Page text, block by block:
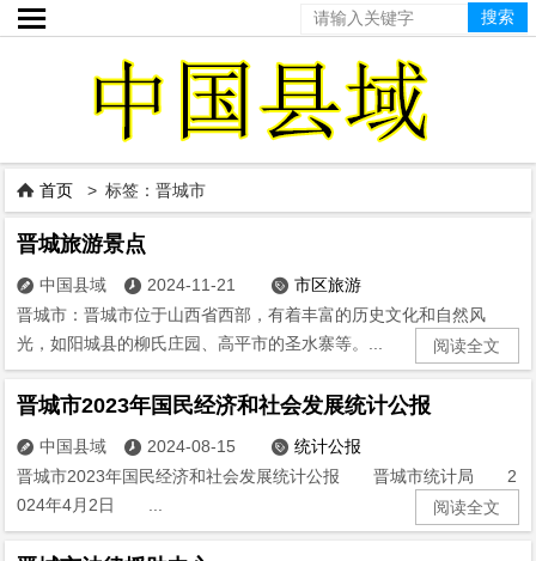

 首页 > 标签：晋城市
晋城旅游景点
 中国县域  2024-11-21  市区旅游
晋城市：晋城市位于山西省西部，有着丰富的历史文化和自然风
光，如阳城县的柳氏庄园、高平市的圣水寨等。...
阅读全文
晋城市2023年国民经济和社会发展统计公报
 中国县域  2024-08-15  统计公报
晋城市2023年国民经济和社会发展统计公报 晋城市统计局 2
024年4月2日 ...
阅读全文